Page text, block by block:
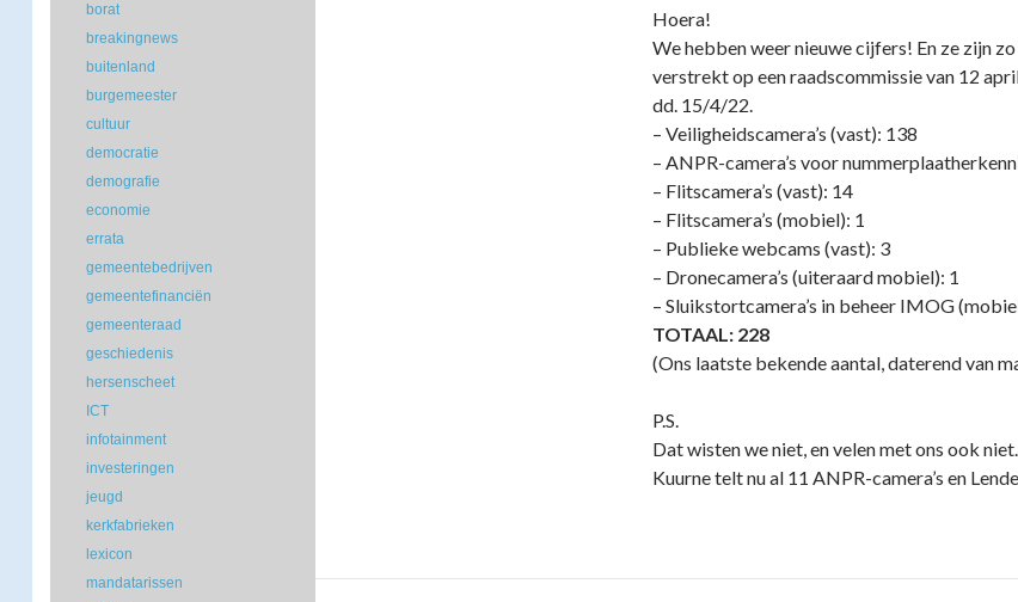
Hoera!
We hebben weer nieuwe cijfers! En ze zijn
verstrekt op een raadscommissie van 12
dd. 15/4/22.
– Veiligheidscamera’s (vast): 138
– ANPR-camera’s voor
– Flitscamera’s (vast): 14
– Flitscamera’s (mobiel): 1
– Publieke webcams (vast): 3
– Dronecamera’s (uiteraard mobiel): 1
– Sluikstortcamera’s in beheer IMOG
TOTAAL: 228
(Ons laatste bekende aantal, daterend van
P.S.
Dat wisten we niet, en velen met ons ook niet.
Kuurne telt nu al 11 ANPR-camera’s en
borat
breakingnews
buitenland
burgemeester
cultuur
democratie
demografie
economie
errata
gemeentebedrijven
gemeentefinanciën
gemeenteraad
geschiedenis
hersenscheet
ICT
infotainment
investeringen
jeugd
kerkfabrieken
lexicon
mandatarissen